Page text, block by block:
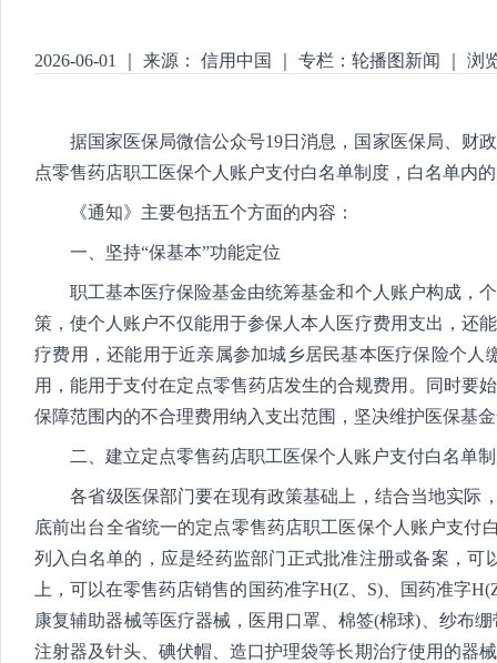
2026-06-01 来源： 信用中国 专栏： 轮播图新闻 浏
据国家医保局微信公众号19日消息，国家医保局、财政
点零售药店职工医保个人账户支付白名单制度，白名单内
《通知》主要包括五个方面的内容：
一、坚持“保基本”功能定位
职工基本医疗保险基金由统筹基金和个人账户构成，个
策，使个人账户不仅能用于参保人本人医疗费用支出，还
疗费用，还能用于近亲属参加城乡居民基本医疗保险个
用，能用于支付在定点零售药店发生的合规费用。同时要
保障范围内的不合理费用纳入支出范围，坚决维护医保基
二、建立定点零售药店职工医保个人账户支付白名单
各省级医保部门要在现有政策基础上，结合当地实际，
底前出台全省统一的定点零售药店职工医保个人账户支付
列入白名单的，应是经药监部门正式批准注册或备案，
上，可以在零售药店销售的国药准字H(Z、S)、国药准字
康复辅助器械等医疗器械，医用口罩、棉签(棉球)、纱布
注射器及针头、碘伏帽、造口护理袋等长期治疗使用的器